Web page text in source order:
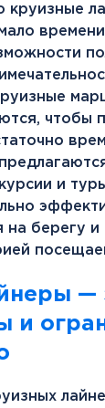
круизные
чтобы
и
на берегу и
—
и